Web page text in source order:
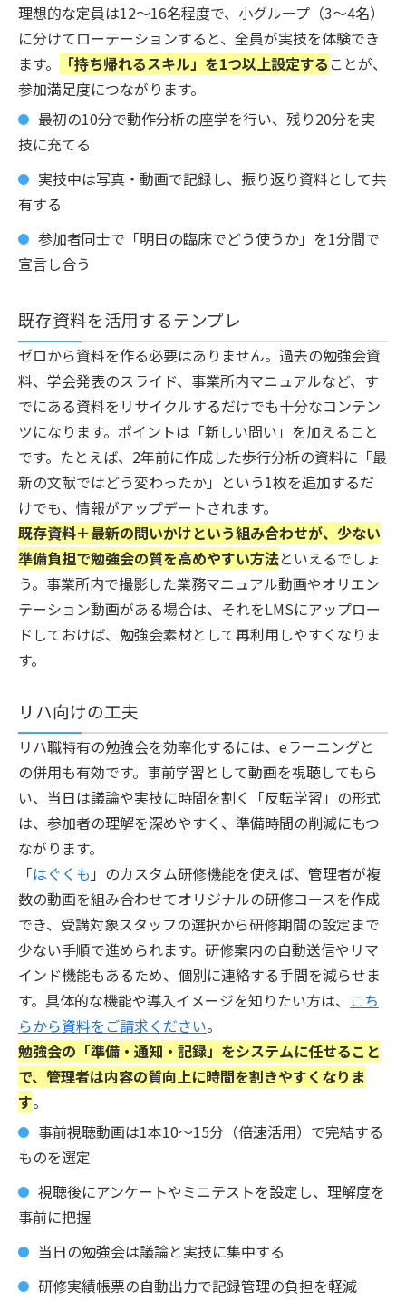
理想的な定員は12〜16名程度で、小グループ（3〜4名）
に分けてローテーションすると、全員が実技を体験でき
ます。
「持ち帰れるスキル」を1つ以上設定する ことが、
参加満足度につながります。
最初の10分で動作分析の座学を行い、残り20分を実
技に充てる
実技中は写真・動画で記録し、振り返り資料として共
有する
参加者同士で「明日の臨床でどう使うか」を1分間で
宣言し合う
既存資料を活用するテンプレ
ゼロから資料を作る必要はありません。過去の勉強会資
料、学会発表のスライド、事業所内マニュアルなど、す
でにある資料をリサイクルするだけでも十分なコンテン
ツになります。ポイントは「新しい問い」を加えること
です。たとえば、2年前に作成した歩行分析の資料に「最
新の文献ではどう変わったか」という1枚を追加するだ
けでも、情報がアップデートされます。
既存資料＋最新の問いかけという組み合わせが、少ない
準備負担で勉強会の質を高めやすい方法といえるでしょ
う。事業所内で撮影した業務マニュアル動画やオリエン
テーション動画がある場合は、それをLMSにアップロー
ドしておけば、勉強会素材として再利用しやすくなりま
す。
リハ向けの工夫
リハ職特有の勉強会を効率化するには、eラーニングと
の併用も有効です。事前学習として動画を視聴してもら
い、当日は議論や実技に時間を割く「反転学習」の形式
は、参加者の理解を深めやすく、準備時間の削減にもつ
ながります。
「はぐくも 」のカスタム研修機能を使えば、管理者が複
数の動画を組み合わせてオリジナルの研修コースを作成
でき、受講対象スタッフの選択から研修期間の設定まで
少ない手順で進められます。研修案内の自動送信やリマ
インド機能もあるため、個別に連絡する手間を減らせま
す。具体的な機能や導入イメージを知りたい方は、 こち
らから資料をご請求ください。
勉強会の「準備・通知・記録」をシステムに任せること
で、管理者は内容の質向上に時間を割きやすくなりま
す。
事前視聴動画は1本10〜15分（倍速活用）で完結する
ものを選定
視聴後にアンケートやミニテストを設定し、理解度を
事前に把握
当日の勉強会は議論と実技に集中する
研修実績帳票の自動出力で記録管理の負担を軽減